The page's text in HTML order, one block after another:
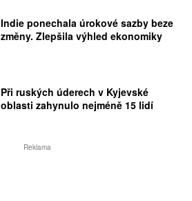
Indie ponechala úrokové sazby beze
změny. Zlepšila výhled ekonomiky
Při ruských úderech v Kyjevské
oblasti zahynulo nejméně 15 lidí
Reklama